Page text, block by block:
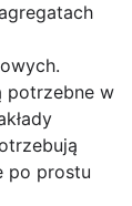
potrzebne w
po prostu